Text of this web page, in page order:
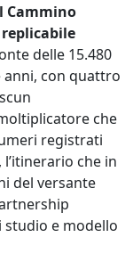
Cammino
delle 15.480
anni, con quattro
che
registrati
l’itinerario che in
del versante
e modello